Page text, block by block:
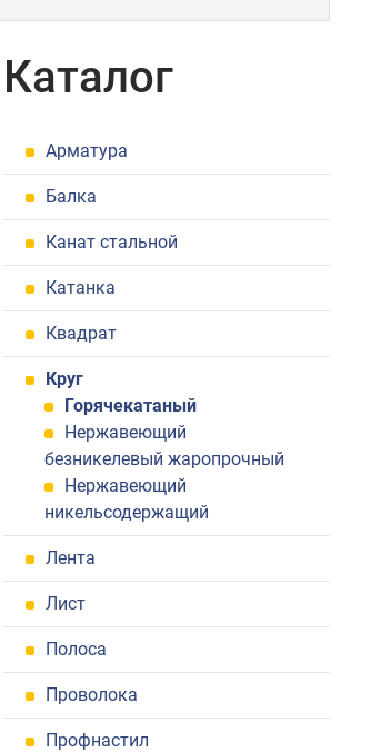
Каталог
Арматура
Балка
Канат стальной
Катанка
Квадрат
Круг
Горячекатаный
Нержавеющий
безникелевый жаропрочный
Нержавеющий
никельсодержащий
Лента
Лист
Полоса
Проволока
Профнастил